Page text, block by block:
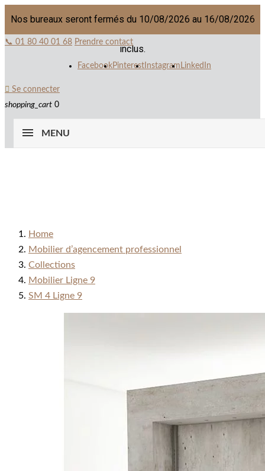
Nos bureaux seront fermés du 10/08/2026 au 16/08/2026
inclus.
📞 01 80 40 01 68 Prendre contact
FacebookPinterest Instagram LinkedIn
 Se connecter
shopping_cart 0
MENU
Home
Mobilier d’agencement professionnel
Collections
Mobilier Ligne 9
SM 4 Ligne 9